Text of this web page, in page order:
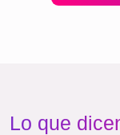
Lo que